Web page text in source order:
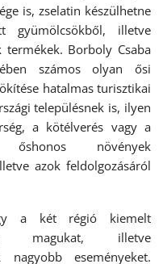
is, zselatin készülhetne
gyümölcsökből, illetve
termékek. Borboly Csaba
számos olyan ősi
hatalmas turisztikai
településnek is, ilyen
a kötélverés vagy a
őshonos növények
azok feldolgozásáról
a két régió kiemelt
magukat, illetve
nagyobb eseményeket.